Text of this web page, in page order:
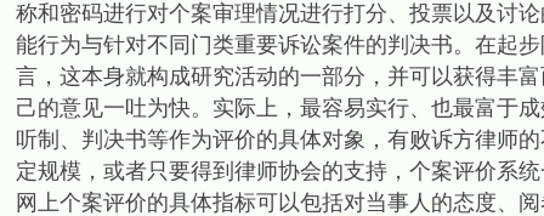
称和密码进行对个案审理情况进行打分、投票以及讨
能行为与针对不同门类重要诉讼案件的判决书。在起
言，这本身就构成研究活动的一部分，并可以获得丰
己的意见一吐为快。实际上，最容易实行、也最富于
听制、判决书等作为评价的具体对象，有败诉方律师
定规模，或者只要得到律师协会的支持，个案评价系
网上个案评价的具体指标可以包括对当事人的态度、